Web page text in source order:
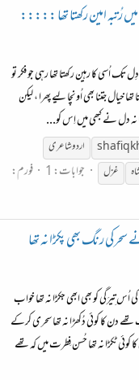
امین رکھتا تھا :::::
تک اُسی کا رہین رکھتا تھا رہی جو فکر تو
جتنا بھی اُونچا لیے پھرا ، لیکن
نہ دل نے کبھی میں اِس کو...
shafiq
اردو شاعری
غزل جوابات: 1
فورم:
رنگ بھی پکڑا نہ تھا
تِیرَگی کو بھی ابھی جکڑا نہ تھا خواب
کا کوئی دُکھڑا نہ تھا سحری کرکے
ٹکڑا نہ تھا حُسن فِطرت میں کہ تھے